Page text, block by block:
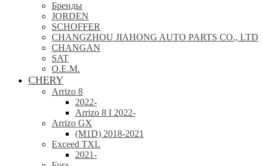
Бренды
JORDEN
SCHOFFER
CHANGZHOU JIAHONG AUTO PARTS CO., LTD
CHANGAN
SAT
O.E.M.
CHERY
Arrizo 8
2022-
Arrizo 8 I 2022-
Arrizo GX
(M1D) 2018-2021
Exceed TXL
2021-